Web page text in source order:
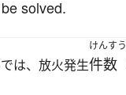
solved.
では、放火発生
けんすう
件数